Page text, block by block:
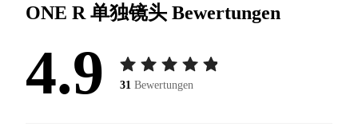
ONE R 单独镜头 Bewertungen
4.9 31 Bewertungen